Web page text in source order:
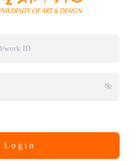
Login